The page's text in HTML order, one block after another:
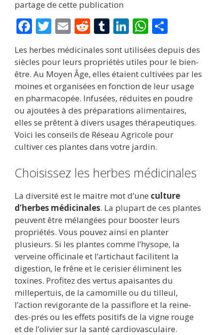
partage de cette publication
F
ac
e
b
o
o
k
T
itt
er
E
m
ai
l
R
e
d
di
t
T
m
bl
r
Li
n
k
e
dI
n
W
at
s
A
p
p
ar
ta
g
er
Les herbes médicinales sont utilisées depuis des
siècles pour leurs propriétés utiles pour le bien-
être. Au Moyen Âge, elles étaient cultivées par les
moines et organisées en fonction de leur usage
en pharmacopée. Infusées, réduites en poudre
ou ajoutées à des préparations alimentaires,
elles se prêtent à divers usages thérapeutiques.
Voici les conseils de Réseau Agricole pour
cultiver ces plantes dans votre jardin.
Choisissez les herbes médicinales
La diversité est le maitre mot d’une culture
d’herbes médicinales. La plupart de ces plantes
peuvent être mélangées pour booster leurs
propriétés. Vous pouvez ainsi en planter
plusieurs. Si les plantes comme l’hysope, la
verveine officinale et l’artichaut facilitent la
digestion, le frêne et le cerisier éliminent les
toxines. Profitez des vertus apaisantes du
millepertuis, de la camomille ou du tilleul,
l’action revigorante de la passiflore et la reine-
des-prés ou les effets positifs de la vigne rouge
et de l’olivier sur la santé cardiovasculaire.